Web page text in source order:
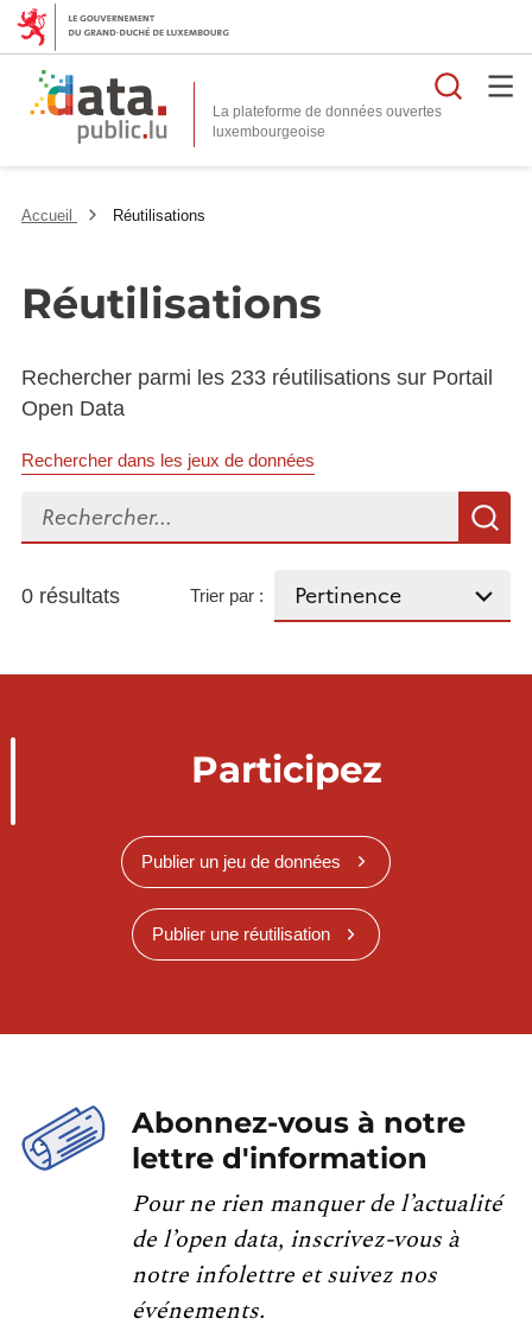
La plateforme de données ouvertes
Accueil Réutilisations
Réutilisations
Rechercher parmi les 233 réutilisations sur Portail
Open Data
Rechercher dans les jeux de données
Rechercher...
0 résultats Trier par :
Participez
Publier un jeu de données
Publier une réutilisation
Abonnez-vous à notre
lettre d'information
Pour ne rien manquer de l’actualité
de l’open data, inscrivez-vous à
notre infolettre et suivez nos
événements.